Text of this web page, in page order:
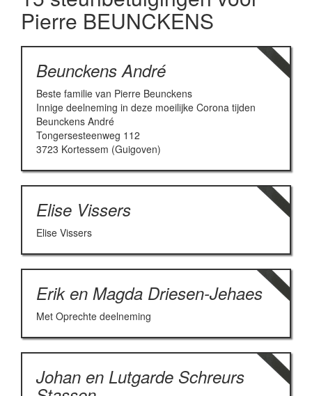
Pierre BEUNCKENS
Beunckens André
Beste familie van Pierre Beunckens
Innige deelneming in deze moeilijke Corona tijden
Beunckens André
Tongersesteenweg 112
3723 Kortessem (Guigoven)
Elise Vissers
Elise Vissers
Erik en Magda Driesen-Jehaes
Met Oprechte deelneming
Johan en Lutgarde Schreurs